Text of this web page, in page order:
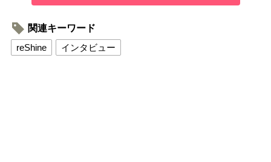
関連キーワード
reShine
インタビュー